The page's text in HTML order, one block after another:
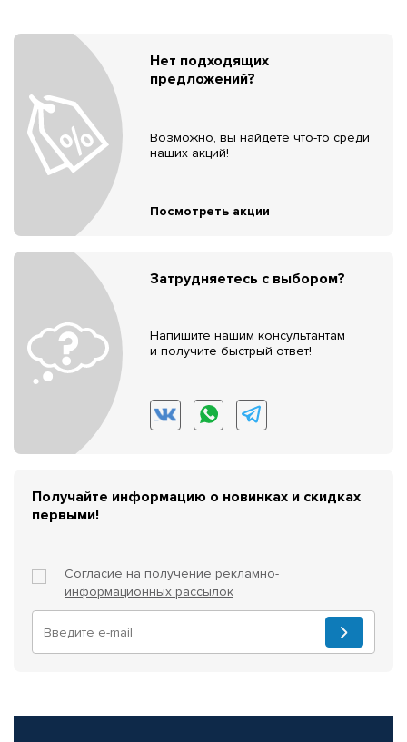
Нет подходящих
предложений?
Возможно, вы найдёте что-то среди
наших акций!
Посмотреть акции
Затрудняетесь с выбором?
Напишите нашим консультантам
и получите быстрый ответ!
Получайте информацию о новинках и скидках
первыми!
Согласие на получение рекламно-
информационных рассылок